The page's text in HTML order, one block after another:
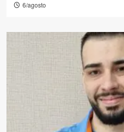
6/agosto